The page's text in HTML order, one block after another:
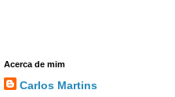
Acerca de mim
Carlos Martins